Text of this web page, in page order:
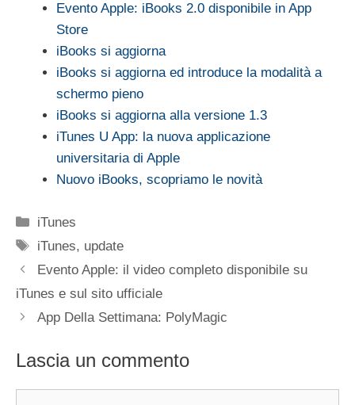
Evento Apple: iBooks 2.0 disponibile in App
Store
iBooks si aggiorna
iBooks si aggiorna ed introduce la modalità a
schermo pieno
iBooks si aggiorna alla versione 1.3
iTunes U App: la nuova applicazione
universitaria di Apple
Nuovo iBooks, scopriamo le novità
Categorie
iTunes
Tag
iTunes, update
Evento Apple: il video completo disponibile su
iTunes e sul sito ufficiale
App Della Settimana: PolyMagic
Lascia un commento